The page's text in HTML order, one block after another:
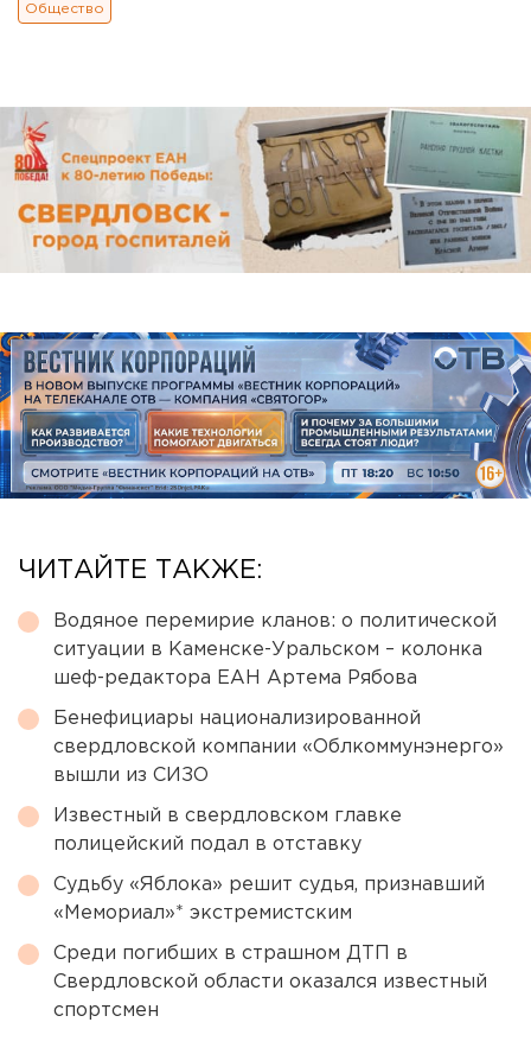
Общество
ЧИТАЙТЕ ТАКЖЕ:
Водяное перемирие кланов: о политической
ситуации в Каменске-Уральском – колонка
шеф-редактора ЕАН Артема Рябова
Бенефициары национализированной
свердловской компании «Облкоммунэнерго»
вышли из СИЗО
Известный в свердловском главке
полицейский подал в отставку
Судьбу «Яблока» решит судья, признавший
«Мемориал»* экстремистским
Среди погибших в страшном ДТП в
Свердловской области оказался известный
спортсмен